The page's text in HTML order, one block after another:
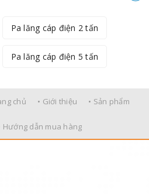
Pa lăng cáp điện 2 tấn
Pa lăng cáp điện 5 tấn
chủ • Giới thiệu • Sản phẩm
Hướng dẫn mua hàng